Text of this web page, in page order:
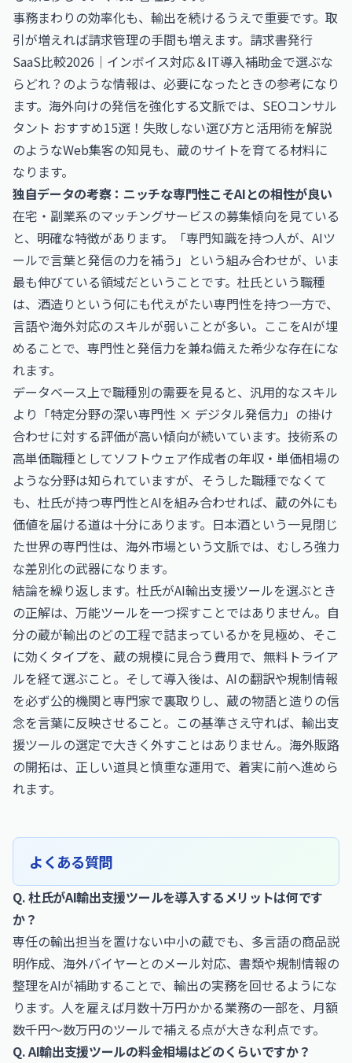
事務まわりの効率化も、輸出を続けるうえで重要です。取
引が増えれば請求管理の手間も増えます。 請求書発行
SaaS比較2026｜インボイス対応＆IT導入補助金で選ぶな
らどれ？ のような情報は、必要になったときの参考になり
ます。海外向けの発信を強化する文脈では、 SEOコンサル
タント おすすめ15選！失敗しない選び方と活用術を解説
のようなWeb集客の知見も、蔵のサイトを育てる材料に
なります。
独自データの考察：ニッチな専門性こそAIとの相性が良い
在宅・副業系のマッチングサービスの募集傾向を見ている
と、明確な特徴があります。「専門知識を持つ人が、AIツ
ールで言葉と発信の力を補う」という組み合わせが、いま
最も伸びている領域だということです。杜氏という職種
は、酒造りという何にも代えがたい専門性を持つ一方で、
言語や海外対応のスキルが弱いことが多い。ここをAIが埋
めることで、専門性と発信力を兼ね備えた希少な存在にな
れます。
データベース上で職種別の需要を見ると、汎用的なスキル
より「特定分野の深い専門性 × デジタル発信力」の掛け
合わせに対する評価が高い傾向が続いています。技術系の
高単価職種としてソフトウェア作成者の年収・単価相場の
ような分野は知られていますが、そうした職種でなくて
も、杜氏が持つ専門性とAIを組み合わせれば、蔵の外にも
価値を届ける道は十分にあります。日本酒という一見閉じ
た世界の専門性は、海外市場という文脈では、むしろ強力
な差別化の武器になります。
結論を繰り返します。杜氏がAI輸出支援ツールを選ぶとき
の正解は、万能ツールを一つ探すことではありません。自
分の蔵が輸出のどの工程で詰まっているかを見極め、そこ
に効くタイプを、蔵の規模に見合う費用で、無料トライア
ルを経て選ぶこと。そして導入後は、AIの翻訳や規制情報
を必ず公的機関と専門家で裏取りし、蔵の物語と造りの信
念を言葉に反映させること。この基準さえ守れば、輸出支
援ツールの選定で大きく外すことはありません。海外販路
の開拓は、正しい道具と慎重な運用で、着実に前へ進めら
れます。
よくある質問
Q. 杜氏がAI輸出支援ツールを導入するメリットは何です
か？
専任の輸出担当を置けない中小の蔵でも、多言語の商品説
明作成、海外バイヤーとのメール対応、書類や規制情報の
整理をAIが補助することで、輸出の実務を回せるようにな
ります。人を雇えば月数十万円かかる業務の一部を、月額
数千円〜数万円のツールで補える点が大きな利点です。
Q. AI輸出支援ツールの料金相場はどのくらいですか？